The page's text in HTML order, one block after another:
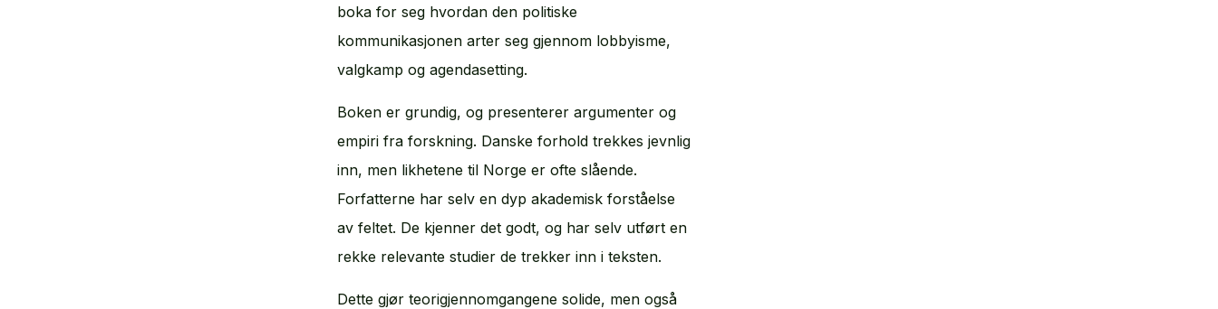
boka for seg hvordan den politiske
kommunikasjonen arter seg gjennom lobbyisme,
valgkamp og agendasetting.
Boken er grundig, og presenterer argumenter og
empiri fra forskning. Danske forhold trekkes jevnlig
inn, men likhetene til Norge er ofte slående.
Forfatterne har selv en dyp akademisk forståelse
av feltet. De kjenner det godt, og har selv utført en
rekke relevante studier de trekker inn i teksten.
Dette gjør teorigjennomgangene solide, men også